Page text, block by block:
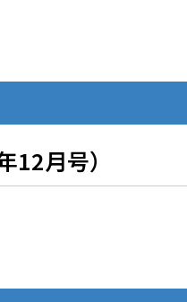
月号）